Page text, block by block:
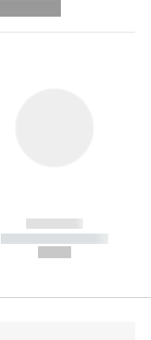
------------
----------- -----------